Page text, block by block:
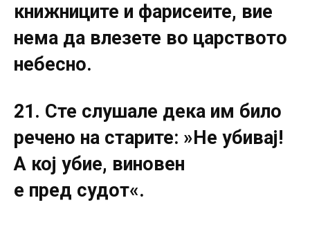
книжниците и фарисеите, вие
нема да влезете во царството
небесно.
21. Сте слушале дека им било
речено на старите: »Не убивај!
А кој убие, виновен
е пред судот«.